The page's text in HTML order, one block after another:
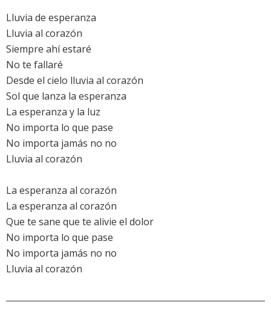
Lluvia de esperanza
Lluvia al corazón
Siempre ahí estaré
No te fallaré
Desde el cielo lluvia al corazón
Sol que lanza la esperanza
La esperanza y la luz
No importa lo que pase
No importa jamás no no
Lluvia al corazón
La esperanza al corazón
La esperanza al corazón
Que te sane que te alivie el dolor
No importa lo que pase
No importa jamás no no
Lluvia al corazón